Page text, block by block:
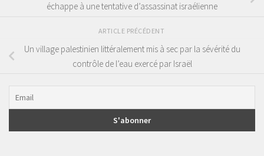
échappe à une tentative d’assassinat israélienne
ARTICLE PRÉCÉDENT
Un village palestinien littéralement mis à sec par la sévérité du
contrôle de l’eau exercé par Israël